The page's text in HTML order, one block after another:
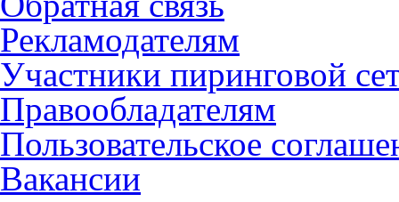
Рекламодателям
Участники пиринговой
Правообладателям
Пользовательское
Вакансии